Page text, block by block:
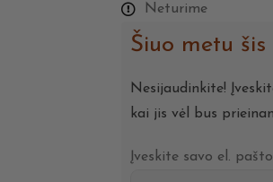
Neturime
Šiuo metu
Nesijaudinkite!
kai jis vėl bus
Įveskite savo el.